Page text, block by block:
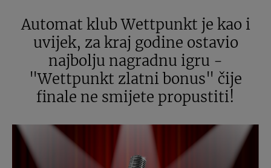
Automat klub Wettpunkt je kao i
uvijek, za kraj godine ostavio
najbolju nagradnu igru -
"Wettpunkt zlatni bonus" čije
finale ne smijete propustiti!